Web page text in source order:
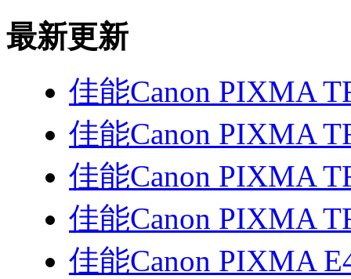
最新更新
佳能Canon PIXMA
佳能Canon PIXMA
佳能Canon PIXMA
佳能Canon PIXMA
佳能Canon PIXMA